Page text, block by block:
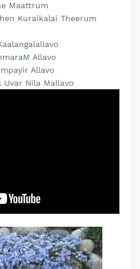
Maattrum
Kuraikalai Theerum
Allavo
Allavo
Nila Mallavo